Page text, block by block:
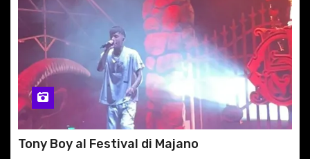
c
o
l
i
Tony Boy al Festival di Majano